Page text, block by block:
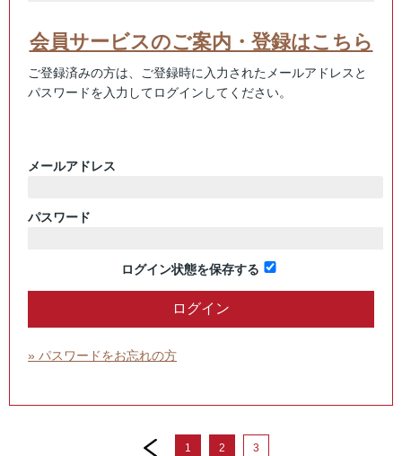
会員サービスのご案内・登録はこちら
ご登録済みの方は、ご登録時に入力されたメールアドレスと
パスワードを入力してログインしてください。
メールアドレス
パスワード
ログイン状態を保存する
» パスワードをお忘れの方
prev
1 2 3